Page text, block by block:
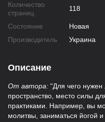
Количество
страниц
118
Состояние
Новая
Производитель
Украина
Описание
От автора: "Для чего нужен
пространство, место силы
практиками. Например, вы
молитвы, заниматься йогой